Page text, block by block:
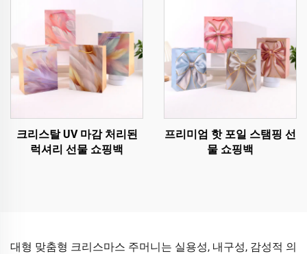
크리스탈 UV 마감 처리된
럭셔리 선물 쇼핑백
프리미엄 핫 포일 스탬핑 선
물 쇼핑백
대형 맞춤형 크리스마스 주머니는 실용성, 내구성, 감성적 의